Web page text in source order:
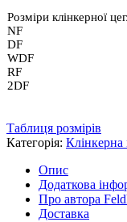
Розміри клінкерної
NF
DF
WDF
RF
2DF
Таблиця розмірів
Категорія: Клінкерна
Опис
Додаткова
Про автора
Доставка